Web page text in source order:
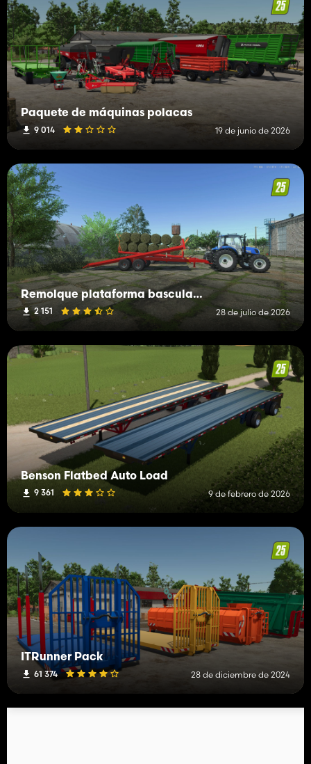
Paquete de máquinas polacas
9 014 19 de junio de 2026
Remolque plataforma basculante OMP
2 151 28 de julio de 2026
Benson Flatbed Auto Load
9 361 9 de febrero de 2026
ITRunner Pack
61 374 28 de diciembre de 2024